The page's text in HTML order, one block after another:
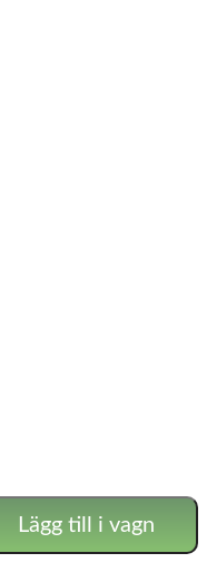
Lägg till i vagn